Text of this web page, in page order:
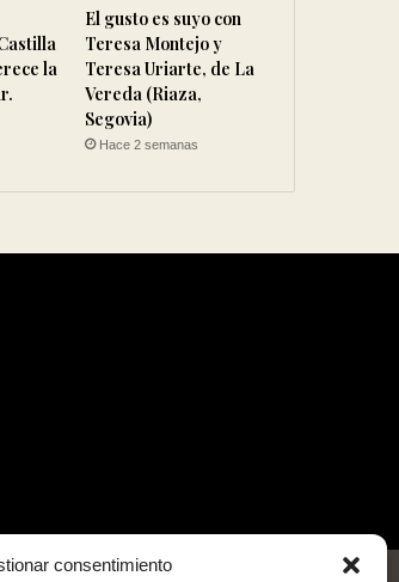
consentimiento
la
El gusto es suyo con
Teresa Montejo y
Teresa Uriarte, de La
Vereda (Riaza,
Segovia)
Hace 2 semanas